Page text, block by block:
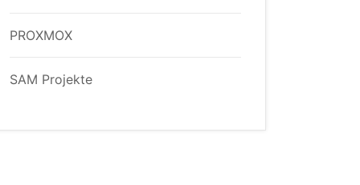
PROXMOX
SAM Projekte